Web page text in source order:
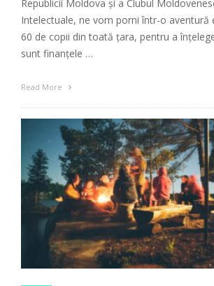
Republicii Moldova și a Clubul
Intelectuale, ne vom porni într-o aventură
60 de copii din toată țara, pentru a
sunt finanțele …
Read More